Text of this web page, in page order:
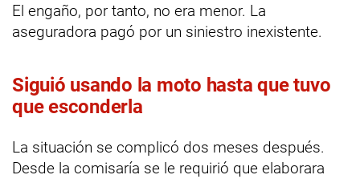
El engaño, por tanto, no era menor. La
aseguradora pagó por un siniestro inexistente.
Siguió usando la moto hasta que tuvo
que esconderla
La situación se complicó dos meses después.
Desde la comisaría se le requirió que elaborara